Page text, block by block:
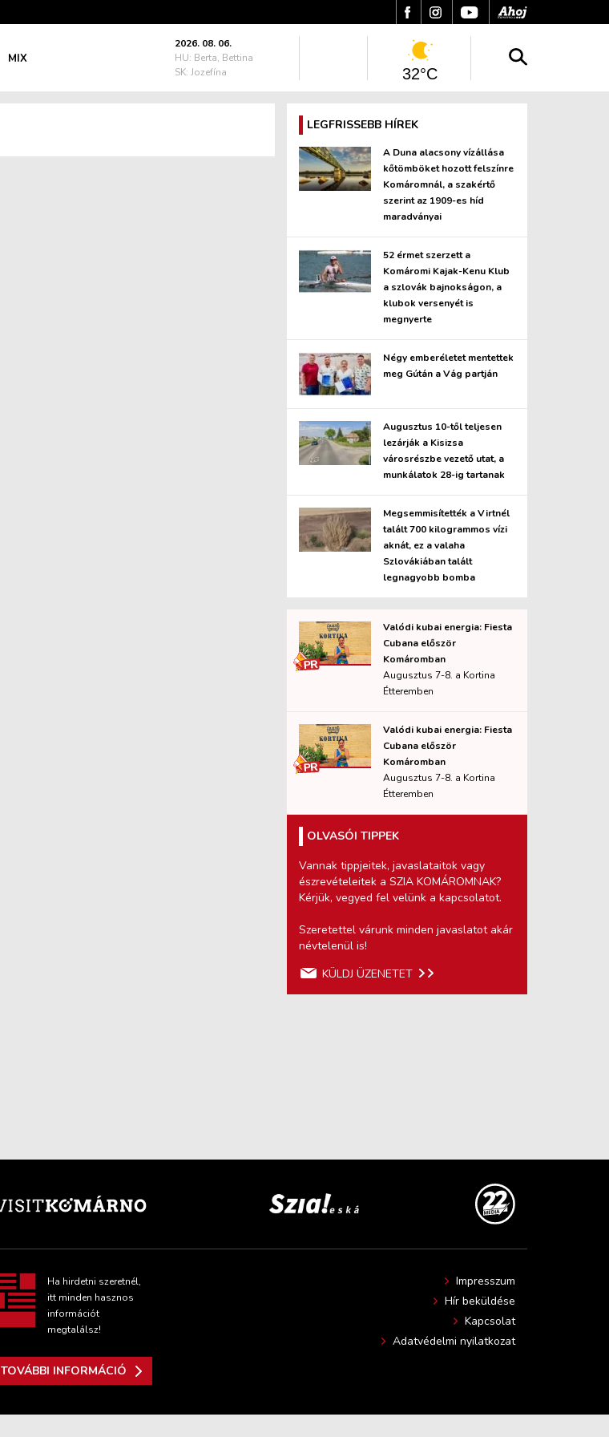
MIX
2026. 08. 06.
HU: Berta, Bettina
SK: Jozefína
32°C
LEGFRISSEBB HÍREK
A Duna alacsony vízállása
kőtömböket hozott felszínre
Komáromnál, a szakértő
szerint az 1909-es híd
maradványai
52 érmet szerzett a
Komáromi Kajak-Kenu Klub
a szlovák bajnokságon, a
klubok versenyét is
megnyerte
Négy emberéletet mentettek
meg Gútán a Vág partján
Augusztus 10-től teljesen
lezárják a Kisizsa
városrészbe vezető utat, a
munkálatok 28-ig tartanak
Megsemmisítették a Virtnél
talált 700 kilogrammos vízi
aknát, ez a valaha
Szlovákiában talált
legnagyobb bomba
Valódi kubai energia: Fiesta
Cubana először
Komáromban
Augusztus 7-8. a Kortina
Étteremben
Valódi kubai energia: Fiesta
Cubana először
Komáromban
Augusztus 7-8. a Kortina
Étteremben
OLVASÓI TIPPEK
Vannak tippjeitek, javaslataitok vagy
észrevételeitek a SZIA KOMÁROMNAK?
Kérjük, vegyed fel velünk a kapcsolatot.
Szeretettel várunk minden javaslatot akár
névtelenül is!
KÜLDJ ÜZENETET
Ha hirdetni szeretnél,
itt minden hasznos
információt
megtalálsz!
TOVÁBBI INFORMÁCIÓ
Impresszum
Hír beküldése
Kapcsolat
Adatvédelmi nyilatkozat